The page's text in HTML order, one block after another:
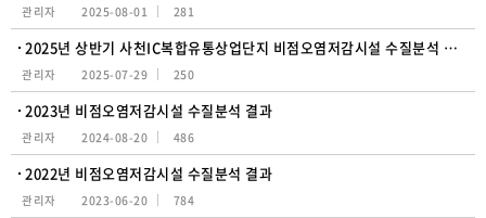
관리자 2025-08-01 281
2025년 상반기 사천IC복합유통상업단지 비점오염저감시설 수질분석 결과
관리자 2025-07-29 250
2023년 비점오염저감시설 수질분석 결과
관리자 2024-08-20 486
2022년 비점오염저감시설 수질분석 결과
관리자 2023-06-20 784